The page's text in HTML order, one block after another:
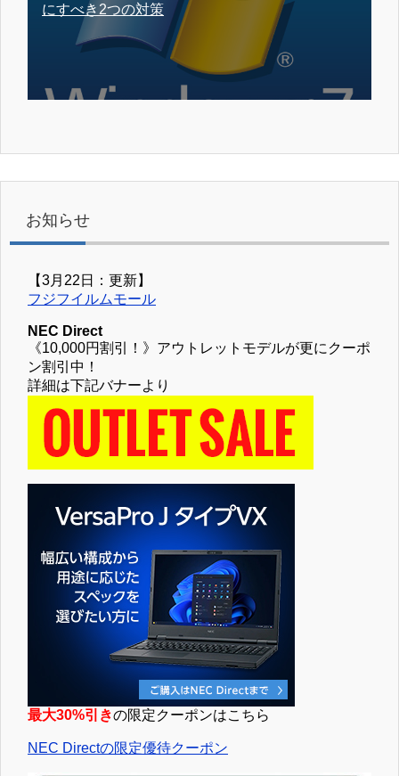
にすべき2つの対策
お知らせ
【3月22日：更新】
フジフイルムモール
NEC Direct
《10,000円割引！》アウトレットモデルが更にクーポ
ン割引中！
詳細は下記バナーより
最大30%引きの限定クーポンはこちら
NEC Directの限定優待クーポン